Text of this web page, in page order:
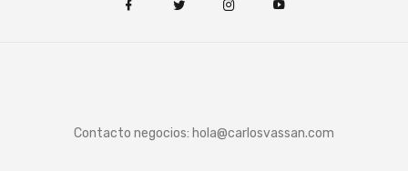
Contacto negocios: hola@carlosvassan.com